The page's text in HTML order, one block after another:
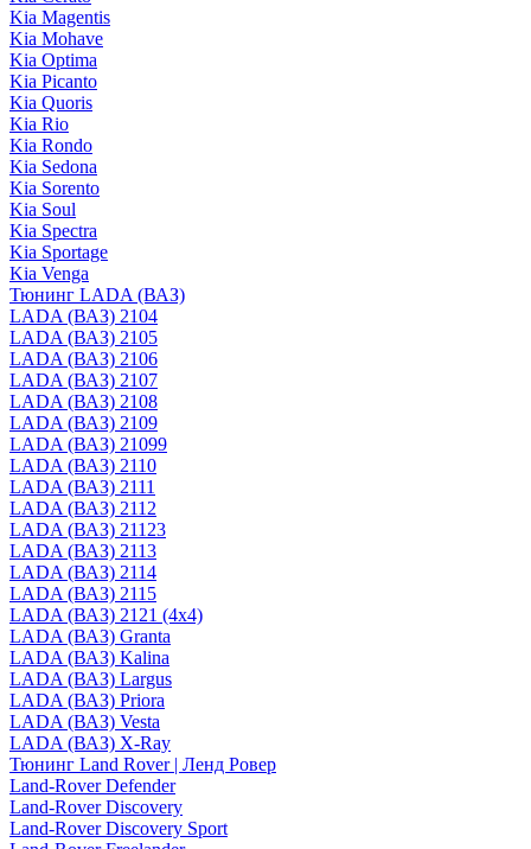
Kia Magentis
Kia Mohave
Kia Optima
Kia Picanto
Kia Quoris
Kia Rio
Kia Rondo
Kia Sedona
Kia Sorento
Kia Soul
Kia Spectra
Kia Sportage
Kia Venga
Тюнинг LADA (ВАЗ)
LADA (ВАЗ) 2104
LADA (ВАЗ) 2105
LADA (ВАЗ) 2106
LADA (ВАЗ) 2107
LADA (ВАЗ) 2108
LADA (ВАЗ) 2109
LADA (ВАЗ) 21099
LADA (ВАЗ) 2110
LADA (ВАЗ) 2111
LADA (ВАЗ) 2112
LADA (ВАЗ) 21123
LADA (ВАЗ) 2113
LADA (ВАЗ) 2114
LADA (ВАЗ) 2115
LADA (ВАЗ) 2121 (4x4)
LADA (ВАЗ) Granta
LADA (ВАЗ) Kalina
LADA (ВАЗ) Largus
LADA (ВАЗ) Priora
LADA (ВАЗ) Vesta
LADA (ВАЗ) X-Ray
Тюнинг Land Rover | Ленд Ровер
Land-Rover Defender
Land-Rover Discovery
Land-Rover Discovery Sport